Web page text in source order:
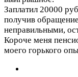
Заплатил 20000
получив
неправильными,
Короче меня
моего горького